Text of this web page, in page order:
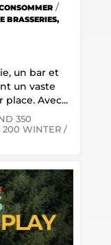
/
BRASSERIES,
un bar et
un vaste
Avec...
350
200 WINTER /